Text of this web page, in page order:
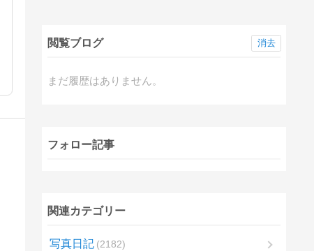
閲覧ブログ
まだ履歴はありません。
消去
フォロー記事
関連カテゴリー
写真日記 2182